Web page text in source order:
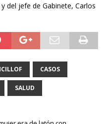
del jefe de Gabinete, Carlos
CASOS
SALUD